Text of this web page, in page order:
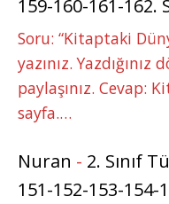
159-160-161-162.
Soru: “Kitaptaki
yazınız.
paylaşınız. Cevap:
sayfa.…
Nuran - 2. Sınıf
151-152-153-154-